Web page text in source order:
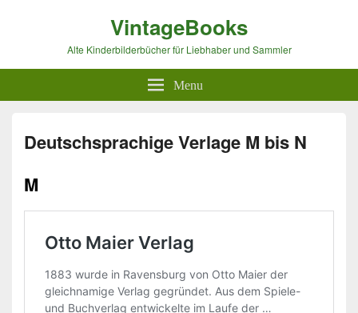
VintageBooks
Alte Kinderbilderbücher für Liebhaber und Sammler
Menu
Deutschsprachige Verlage M bis N
M